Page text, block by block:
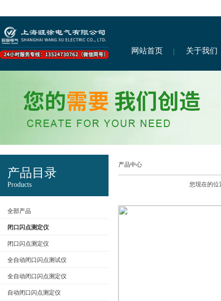
网站首页 关于我们
产品目录
Products
全部产品
闭口闪点测定仪
闭口闪点测定仪
全自动闭口闪点测试仪
全自动闭口闪点测定仪
自动闭口闪点测定仪
产品中心
您现在的位